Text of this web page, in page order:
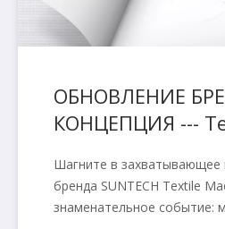
мы предлагаем новую
современных текстильных
ОБНОВЛЕНИЕ
КОНЦЕПЦИЯ ---
Шагните в захватывающее
бренда SUNTECH Textile
знаменательное событие: